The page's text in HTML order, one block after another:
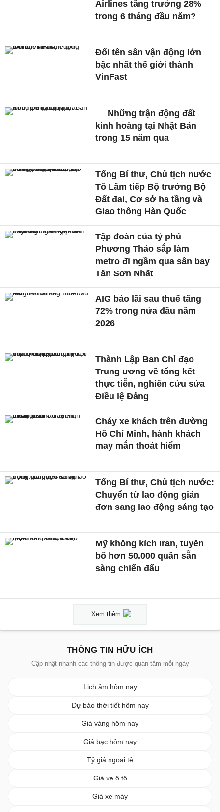
Airlines tăng trưởng 28%
trong 6 tháng đầu năm?
Đổi tên sân vận động lớn
bậc nhất thế giới thành
VinFast
Những trận động đất
kinh hoàng tại Nhật Bản
trong 15 năm qua
Tổng Bí thư, Chủ tịch nước
Tô Lâm tiếp Bộ trưởng Bộ
Đất đai, Cơ sở hạ tầng và
Giao thông Hàn Quốc
Tập đoàn của tỷ phú
Phương Thảo sắp làm
metro đi ngầm qua sân bay
Tân Sơn Nhất
AIG báo lãi sau thuế tăng
72% trong nửa đầu năm
2026
Thành Lập Ban Chỉ đạo
Trung ương về tổng kết
thực tiễn, nghiên cứu sửa
Điều lệ Đảng
Cháy xe khách trên đường
Hồ Chí Minh, hành khách
may mắn thoát hiểm
Tổng Bí thư, Chủ tịch nước:
Chuyển từ lao động giản
đơn sang lao động sáng tạo
Mỹ không kích Iran, tuyên
bố hơn 50.000 quân sẵn
sàng chiến đấu
Xem thêm
THÔNG TIN HỮU ÍCH
Cập nhật nhanh các thông tin được quan tâm mỗi ngày
Lịch âm hôm nay
Dự báo thời tiết hôm nay
Giá vàng hôm nay
Giá bạc hôm nay
Tỷ giá ngoại tệ
Giá xe ô tô
Giá xe máy